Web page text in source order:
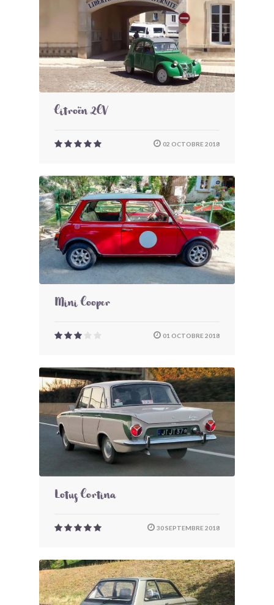
Citroën 2CV
02 OCTOBRE 2018
Mini Cooper
01 OCTOBRE 2018
Lotus Cortina
30 SEPTEMBRE 2018